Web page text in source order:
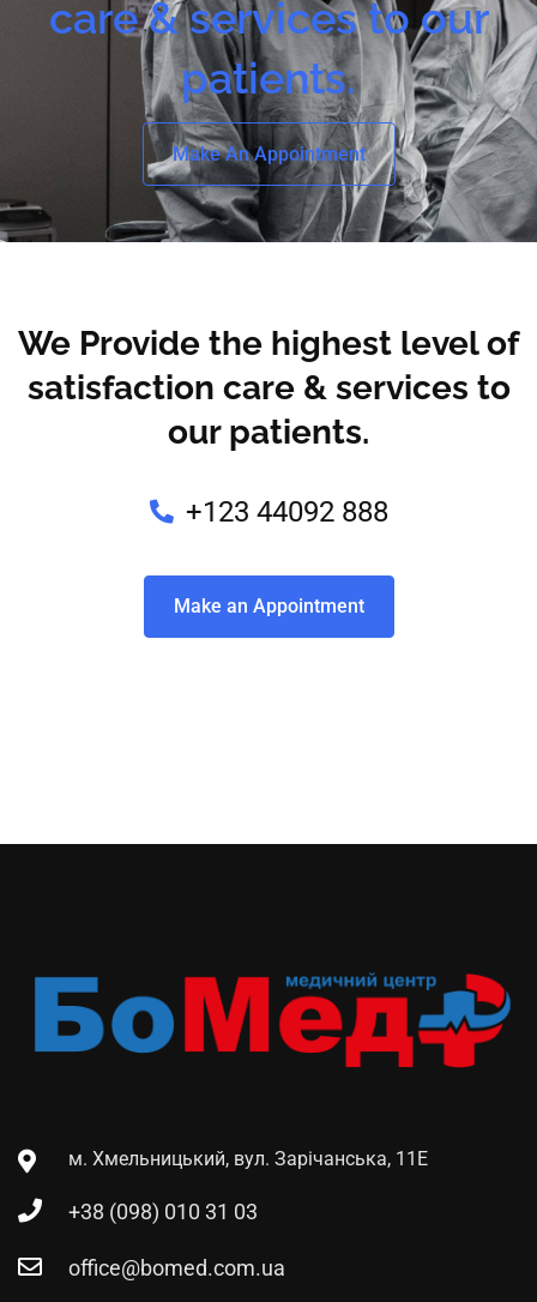
care & services to our
patients.
Make An Appointment
We Provide the highest level of
satisfaction care & services to
our patients.
+123 44092 888
Make an Appointment
м. Хмельницький, вул. Зарічанська, 11Е
+38 (098) 010 31 03
office@bomed.com.ua